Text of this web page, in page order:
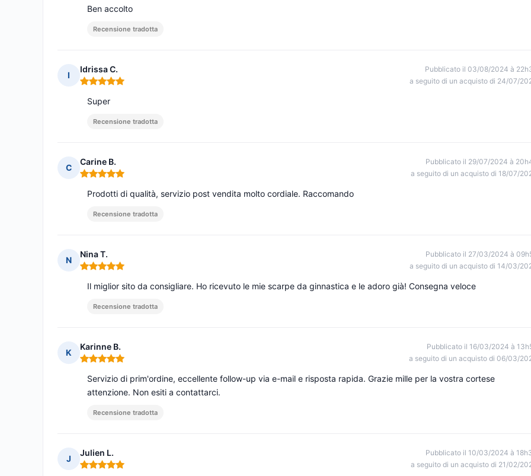
Ben accolto
Recensione tradotta
I
Idrissa C.
Nota: 5 su 5
Pubblicato il 03/08/2024 à
a seguito di un acquisto di 24/07/
Super
Recensione tradotta
C
Carine B.
Nota: 5 su 5
Pubblicato il 29/07/2024 à
a seguito di un acquisto di 18/07/
Prodotti di qualità, servizio post vendita molto cordiale. Raccomando
Recensione tradotta
N
Nina T.
Nota: 5 su 5
Pubblicato il 27/03/2024 à
a seguito di un acquisto di 14/03/
Il miglior sito da consigliare. Ho ricevuto le mie scarpe da ginnastica e le adoro già! Consegna veloce
Recensione tradotta
K
Karinne B.
Nota: 5 su 5
Pubblicato il 16/03/2024 à
a seguito di un acquisto di 06/03/
Servizio di prim'ordine, eccellente follow-up via e-mail e risposta rapida. Grazie mille per la vostra cortese
attenzione. Non esiti a contattarci.
Recensione tradotta
J
Julien L.
Nota: 5 su 5
Pubblicato il 10/03/2024 à
a seguito di un acquisto di 21/02/